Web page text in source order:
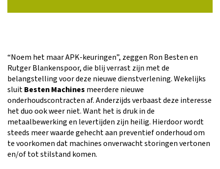
“Noem het maar APK-keuringen”, zeggen Ron Besten en
Rutger Blankenspoor, die blij verrast zijn met de
belangstelling voor deze nieuwe dienstverlening. Wekelijks
sluitBesten Machines meerdere nieuwe
onderhoudscontracten af. Anderzijds verbaast deze interesse
het duo ook weer niet. Want het is druk in de
metaalbewerking en levertijden zijn heilig. Hierdoor wordt
steeds meer waarde gehecht aan preventief onderhoud om
te voorkomen dat machines onverwacht storingen vertonen
en/of tot stilstand komen.